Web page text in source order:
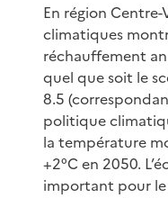
En région
climatiques
réchauffement
quel que soit le
8.5
politique
la température
+2°C en 2050.
important pour le